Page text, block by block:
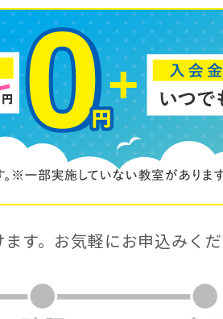
す。 お気軽にお申込みく